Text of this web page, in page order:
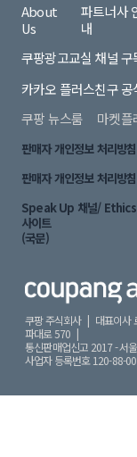
About
Us
파트너사
내
쿠팡광고교실 채널 구
카카오 플러스친구
쿠팡 뉴스룸
마켓플
판매자 개인정보 처리방
판매자 개인정보 처리방
Speak Up 채널/
사이트
(국문)
쿠팡 주식회사 | 대표이사
파대로 570 |
통신판매업신고 2017 - 서
사업자 등록번호 120-88-